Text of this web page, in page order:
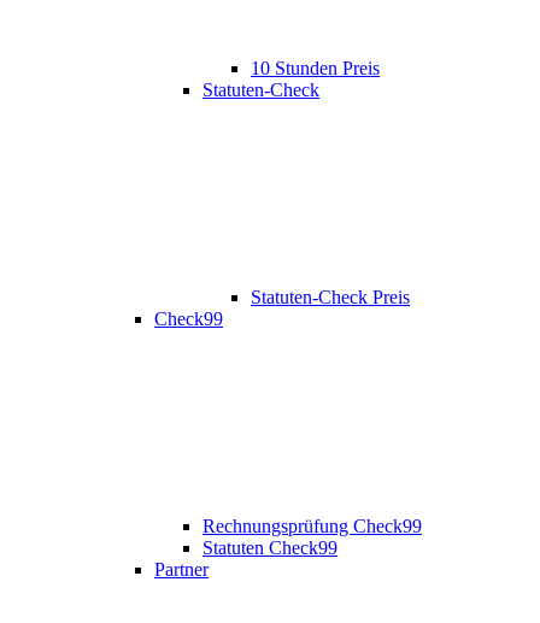
10 Stunden Preis
Statuten-Check
Statuten-Check Preis
Check99
Rechnungsprüfung Check99
Statuten Check99
Partner